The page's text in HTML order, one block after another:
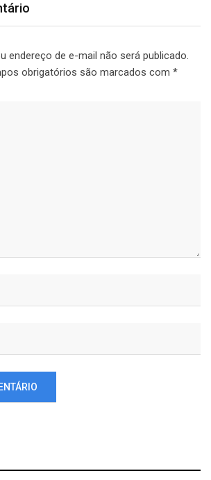
endereço de e-mail não será publicado.
obrigatórios são marcados com *